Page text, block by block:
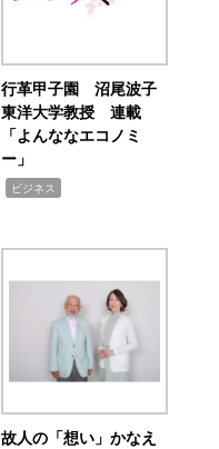
行革甲子園 沼尾波子
東洋大学教授 連載
「よんななエコノミ
ー」
ビジネス
故人の「想い」かなえ